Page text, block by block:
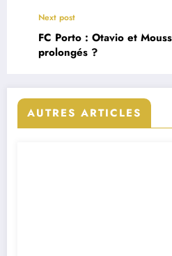
Next post
FC Porto : Otavio et
prolongés ?
AUTRES ARTICLES